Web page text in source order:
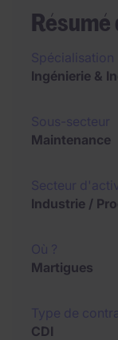
Ingénierie &
Maintenance
Industrie /
Martigues
CDI